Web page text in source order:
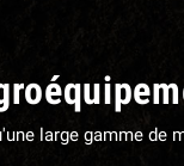
large gamme de